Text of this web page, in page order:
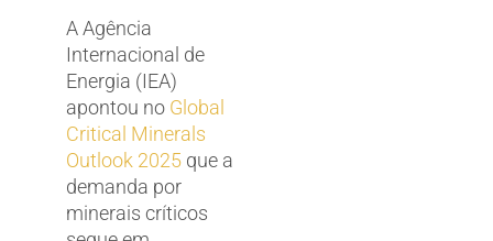
A Agência
Internacional de
Energia (IEA)
apontou no Global
Critical Minerals
Outlook 2025 que a
demanda por
minerais críticos